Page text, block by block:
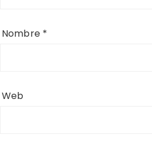
Nombre *
Web